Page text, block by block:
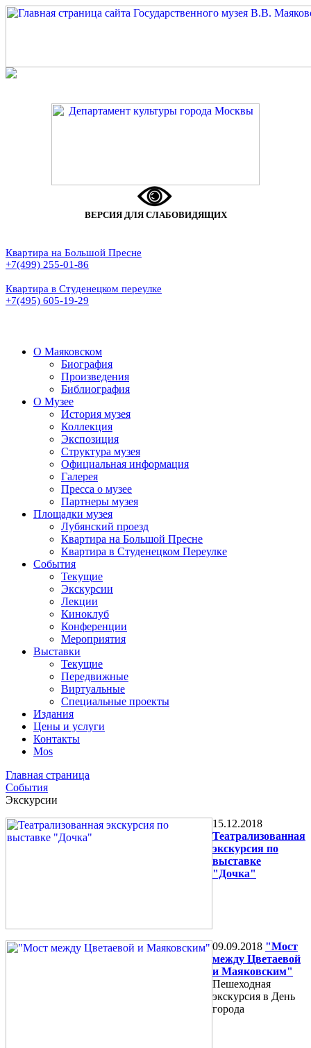
ВЕРСИЯ ДЛЯ СЛАБОВИДЯЩИХ
Квартира на Большой Пресне
+7(499) 255-01-86
Квартира в Студенецком переулке
+7(495) 605-19-29
О Маяковском
Биография
Произведения
Библиография
О Музее
История музея
Коллекция
Экспозиция
Структура музея
Официальная информация
Галерея
Пресса о музее
Партнеры музея
Площадки музея
Лубянский проезд
Квартира на Большой Пресне
Квартира в Студенецком Переулке
События
Текущие
Экскурсии
Лекции
Киноклуб
Конференции
Мероприятия
Выставки
Текущие
Передвижные
Виртуальные
Специальные проекты
Издания
Цены и услуги
Контакты
Mos
Главная страница
События
Экскурсии
15.12.2018
Театрализованная
экскурсия по
выставке
"Дочка"
09.09.2018 "Мост
между Цветаевой
и Маяковским"
Пешеходная
экскурсия в День
города